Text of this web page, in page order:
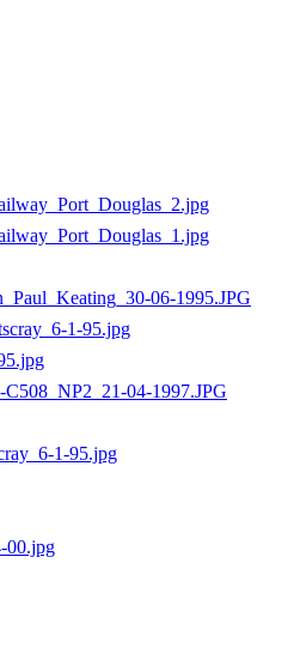
06-1995.JPG
1-95.jpg
04-1997.JPG
1-95.jpg
00.jpg